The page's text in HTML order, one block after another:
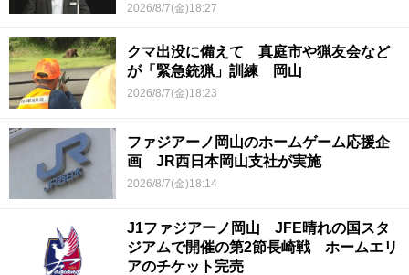
2026/8/7(金)18:27
クマ出没に備えて 真庭市や猟友会など
が「緊急銃猟」訓練 岡山
2026/8/7(金)18:23
ファジアーノ岡山のホームゲーム応援企
画 JR西日本岡山支社が実施
2026/8/7(金)18:14
J1ファジアーノ岡山 JFE晴れの国スタ
ジアムで開催の第2節長崎戦 ホームエリ
アのチケット完売